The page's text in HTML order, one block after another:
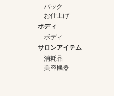
パック
お仕上げ
ボディ
ボディ
サロンアイテム
消耗品
美容機器